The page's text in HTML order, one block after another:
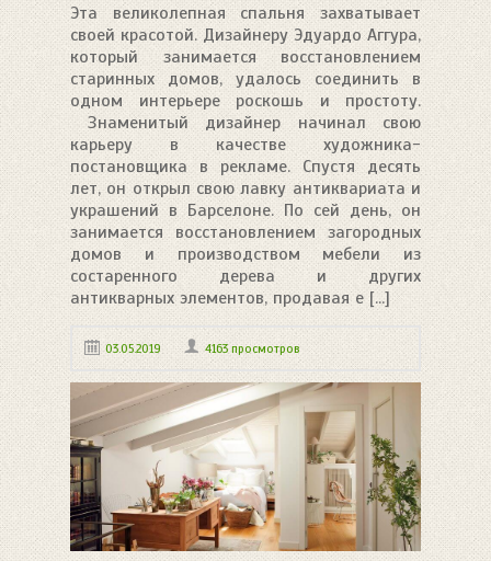
Эта великолепная спальня захватывает
своей красотой. Дизайнеру Эдуардо Аггура,
который занимается восстановлением
старинных домов, удалось соединить в
одном интерьере роскошь и простоту.
Знаменитый дизайнер начинал свою
карьеру в качестве художника-
постановщика в рекламе. Спустя десять
лет, он открыл свою лавку антиквариата и
украшений в Барселоне. По сей день, он
занимается восстановлением загородных
домов и производством мебели из
состаренного дерева и других
антикварных элементов, продавая е [...]
03.05.2019 4163 просмотров